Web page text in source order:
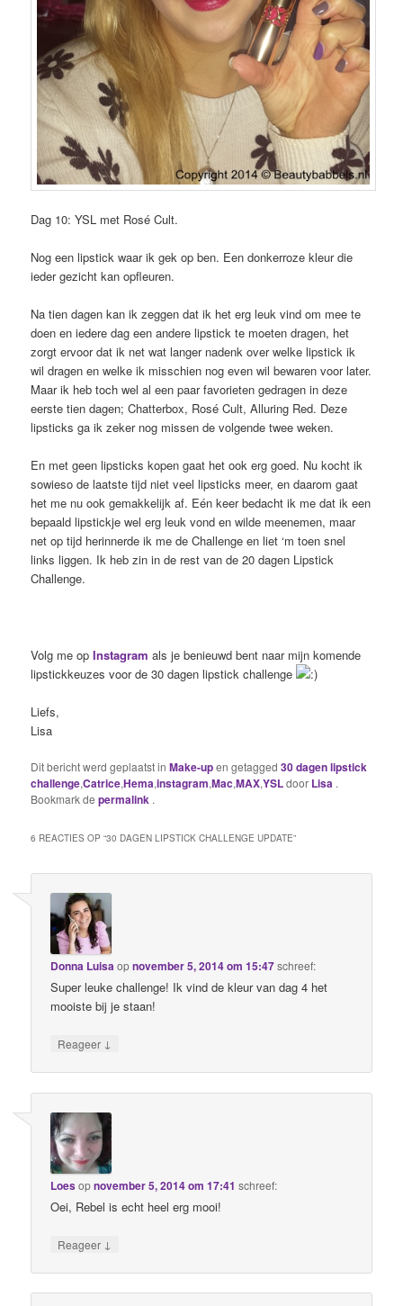
Dag 10: YSL met Rosé Cult.
Nog een lipstick waar ik gek op ben. Een donkerroze kleur die
ieder gezicht kan opfleuren.
Na tien dagen kan ik zeggen dat ik het erg leuk vind om mee te
doen en iedere dag een andere lipstick te moeten dragen, het
zorgt ervoor dat ik net wat langer nadenk over welke lipstick ik
wil dragen en welke ik misschien nog even wil bewaren voor later.
Maar ik heb toch wel al een paar favorieten gedragen in deze
eerste tien dagen; Chatterbox, Rosé Cult, Alluring Red. Deze
lipsticks ga ik zeker nog missen de volgende twee weken.
En met geen lipsticks kopen gaat het ook erg goed. Nu kocht ik
sowieso de laatste tijd niet veel lipsticks meer, en daarom gaat
het me nu ook gemakkelijk af. Eén keer bedacht ik me dat ik een
bepaald lipstickje wel erg leuk vond en wilde meenemen, maar
net op tijd herinnerde ik me de Challenge en liet ‘m toen snel
links liggen. Ik heb zin in de rest van de 20 dagen Lipstick
Challenge.
Volg me opInstagram als je benieuwd bent naar mijn komende
lipstickkeuzes voor de 30 dagen lipstick challenge
Liefs,
Lisa
Dit bericht werd geplaatst inMake-upen getagged30 dagen lipstick
challenge,Catrice,Hema,instagram,Mac,MAX,YSLdoor Lisa .
Bookmark depermalink .
6 REACTIES OP “30 DAGEN LIPSTICK CHALLENGE UPDATE”
Donna Luisaopnovember 5, 2014 om 15:47schreef:
Super leuke challenge! Ik vind de kleur van dag 4 het
mooiste bij je staan!
Reageer ↓
Loesopnovember 5, 2014 om 17:41 schreef:
Oei, Rebel is echt heel erg mooi!
Reageer ↓